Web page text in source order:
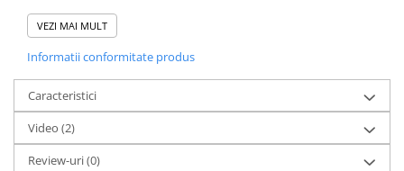
Hârtie Color
Hârtie Foto
Notes Adeziv
Plicuri
Registre / Repertoare
Role Casă de Marcat
Role Hârtie Plotter
multifuncțională 3 în 1, wireless, A4. Cu jet de cerneală, a fost
creată să se potrivească în orice casă sau birou. Pe lângă faptul că
DCP-T720DW vă permite să faceți economii mai mari pe măsură
ce imprimați mai mult.
Multiple posibilități de conectare
Când utilizați DCP-T720DW, nu este nevoie să fiți efectiv lângă
imprimantă pentru a vă finaliza sarcinile. Pe lângă conexiunea
USB de mare viteză, această imprimantă multifuncțională oferă
VEZI MAI MULT
Informatii conformitate produs
Caracteristici
Video (2)
Review-uri(0)